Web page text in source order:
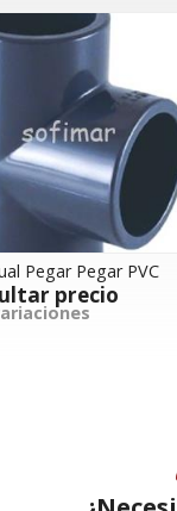
Pegar Pegar PVC
precio